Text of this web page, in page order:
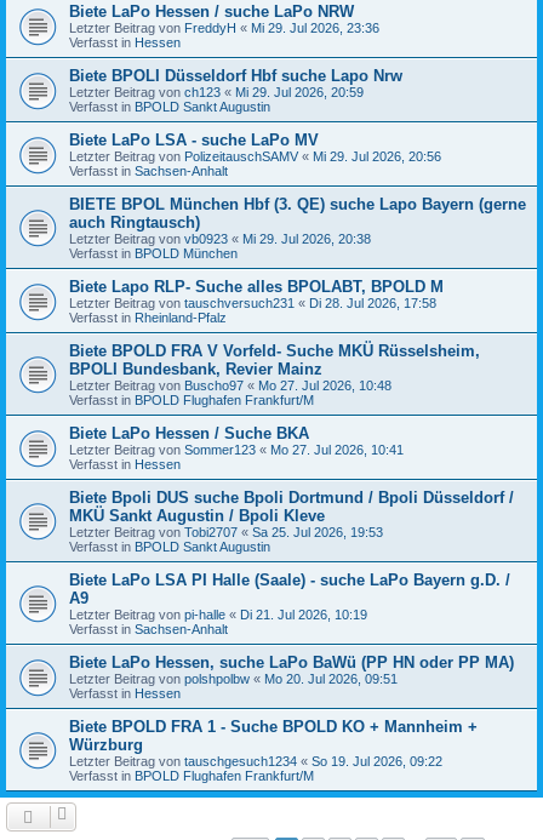
Biete LaPo Hessen / suche LaPo NRW
Letzter Beitrag von FreddyH « Mi 29. Jul 2026, 23:36
Verfasst in Hessen
Biete BPOLI Düsseldorf Hbf suche Lapo Nrw
Letzter Beitrag von ch123 « Mi 29. Jul 2026, 20:59
Verfasst in BPOLD Sankt Augustin
Biete LaPo LSA - suche LaPo MV
Letzter Beitrag von PolizeitauschSAMV « Mi 29. Jul 2026, 20:56
Verfasst in Sachsen-Anhalt
BIETE BPOL München Hbf (3. QE) suche Lapo Bayern (gerne
auch Ringtausch)
Letzter Beitrag von vb0923 « Mi 29. Jul 2026, 20:38
Verfasst in BPOLD München
Biete Lapo RLP- Suche alles BPOLABT, BPOLD M
Letzter Beitrag von tauschversuch231 « Di 28. Jul 2026, 17:58
Verfasst in Rheinland-Pfalz
Biete BPOLD FRA V Vorfeld- Suche MKÜ Rüsselsheim,
BPOLI Bundesbank, Revier Mainz
Letzter Beitrag von Buscho97 « Mo 27. Jul 2026, 10:48
Verfasst in BPOLD Flughafen Frankfurt/M
Biete LaPo Hessen / Suche BKA
Letzter Beitrag von Sommer123 « Mo 27. Jul 2026, 10:41
Verfasst in Hessen
Biete Bpoli DUS suche Bpoli Dortmund / Bpoli Düsseldorf /
MKÜ Sankt Augustin / Bpoli Kleve
Letzter Beitrag von Tobi2707 « Sa 25. Jul 2026, 19:53
Verfasst in BPOLD Sankt Augustin
Biete LaPo LSA PI Halle (Saale) - suche LaPo Bayern g.D. /
A9
Letzter Beitrag von pi-halle « Di 21. Jul 2026, 10:19
Verfasst in Sachsen-Anhalt
Biete LaPo Hessen, suche LaPo BaWü (PP HN oder PP MA)
Letzter Beitrag von polshpolbw « Mo 20. Jul 2026, 09:51
Verfasst in Hessen
Biete BPOLD FRA 1 - Suche BPOLD KO + Mannheim +
Würzburg
Letzter Beitrag von tauschgesuch1234 « So 19. Jul 2026, 09:22
Verfasst in BPOLD Flughafen Frankfurt/M